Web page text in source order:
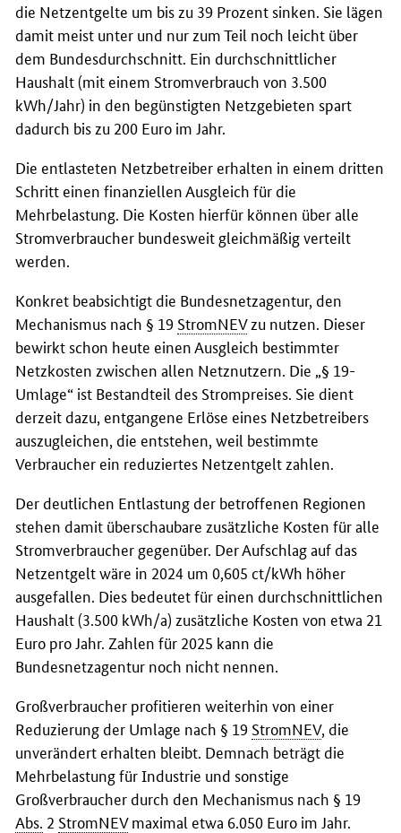
die Netzentgelte um bis zu 39 Prozent sinken. Sie lägen
damit meist unter und nur zum Teil noch leicht über
dem Bundesdurchschnitt. Ein durchschnittlicher
Haushalt (mit einem Stromverbrauch von 3.500
kWh/Jahr) in den begünstigten Netzgebieten spart
dadurch bis zu 200 Euro im Jahr.
Die entlasteten Netzbetreiber erhalten in einem dritten
Schritt einen finanziellen Ausgleich für die
Mehrbelastung. Die Kosten hierfür können über alle
Stromverbraucher bundesweit gleichmäßig verteilt
werden.
Konkret beabsichtigt die Bundesnetzagentur, den
Mechanismus nach § 19 StromNEVzu nutzen. Dieser
bewirkt schon heute einen Ausgleich bestimmter
Netzkosten zwischen allen Netznutzern. Die „§ 19-
Umlage“ ist Bestandteil des Strompreises. Sie dient
derzeit dazu, entgangene Erlöse eines Netzbetreibers
auszugleichen, die entstehen, weil bestimmte
Verbraucher ein reduziertes Netzentgelt zahlen.
Der deutlichen Entlastung der betroffenen Regionen
stehen damit überschaubare zusätzliche Kosten für alle
Stromverbraucher gegenüber. Der Aufschlag auf das
Netzentgelt wäre in 2024 um 0,605 ct/kWh höher
ausgefallen. Dies bedeutet für einen durchschnittlichen
Haushalt (3.500 kWh/a) zusätzliche Kosten von etwa 21
Euro pro Jahr. Zahlen für 2025 kann die
Bundesnetzagentur noch nicht nennen.
Großverbraucher profitieren weiterhin von einer
Reduzierung der Umlage nach § 19 StromNEV, die
unverändert erhalten bleibt. Demnach beträgt die
Mehrbelastung für Industrie und sonstige
Großverbraucher durch den Mechanismus nach § 19
Abs. 2 StromNEVmaximal etwa 6.050 Euro im Jahr.